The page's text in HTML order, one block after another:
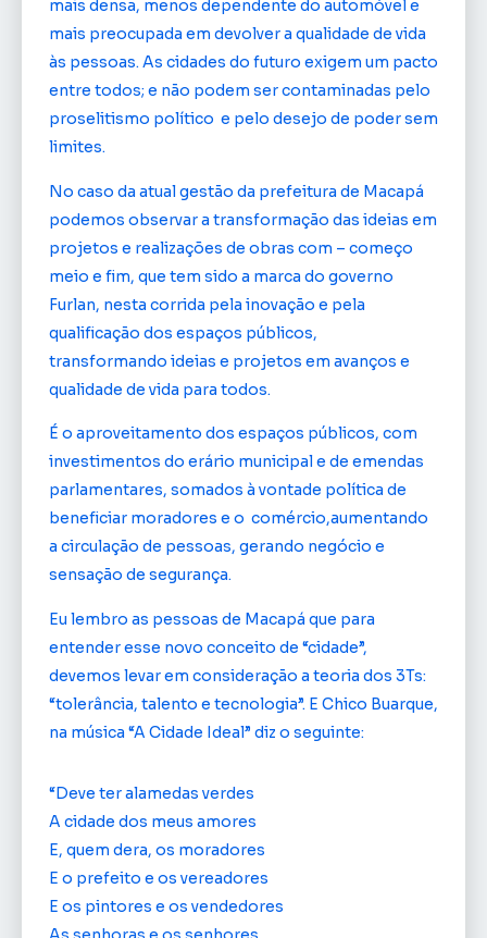
mais densa, menos dependente do automóvel e
mais preocupada em devolver a qualidade de vida
às pessoas. As cidades do futuro exigem um pacto
entre todos; e não podem ser contaminadas pelo
proselitismo político e pelo desejo de poder sem
limites.
No caso da atual gestão da prefeitura de Macapá
podemos observar a transformação das ideias em
projetos e realizações de obras com – começo
meio e fim, que tem sido a marca do governo
Furlan, nesta corrida pela inovação e pela
qualificação dos espaços públicos,
transformando ideias e projetos em avanços e
qualidade de vida para todos.
É o aproveitamento dos espaços públicos, com
investimentos do erário municipal e de emendas
parlamentares, somados à vontade política de
beneficiar moradores e o comércio,aumentando
a circulação de pessoas, gerando negócio e
sensação de segurança.
Eu lembro as pessoas de Macapá que para
entender esse novo conceito de “cidade”,
devemos levar em consideração a teoria dos 3Ts:
“tolerância, talento e tecnologia”. E Chico Buarque,
na música “A Cidade Ideal” diz o seguinte:
“Deve ter alamedas verdes
A cidade dos meus amores
E, quem dera, os moradores
E o prefeito e os vereadores
E os pintores e os vendedores